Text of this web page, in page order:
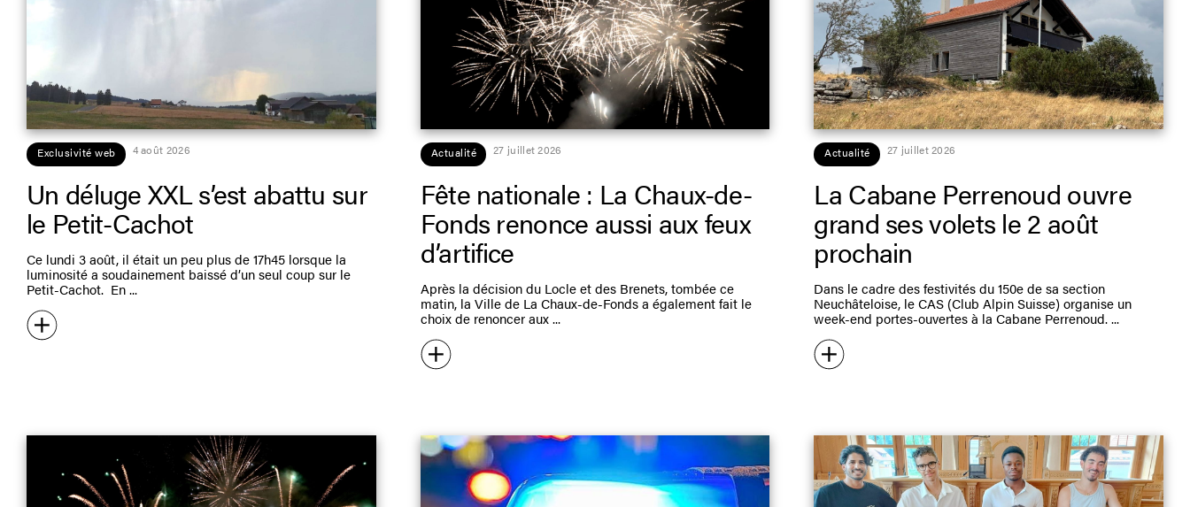
Exclusivité web 4 août 2026
Un déluge XXL s’est abattu sur
le Petit-Cachot
Ce lundi 3 août, il était un peu plus de 17h45 lorsque la
luminosité a soudainement baissé d’un seul coup sur le
Petit-Cachot. En
Actualité 27 juillet 2026
Fête nationale : La Chaux-de-
Fonds renonce aussi aux feux
d’artifice
Après la décision du Locle et des Brenets, tombée ce
matin, la Ville de La Chaux-de-Fonds a également fait le
choix de renoncer aux
Actualité 27 juillet 2026
La Cabane Perrenoud ouvre
grand ses volets le 2 août
prochain
Dans le cadre des festivités du 150e de sa section
Neuchâteloise, le CAS (Club Alpin Suisse) organise un
week-end portes-ouvertes à la Cabane Perrenoud.